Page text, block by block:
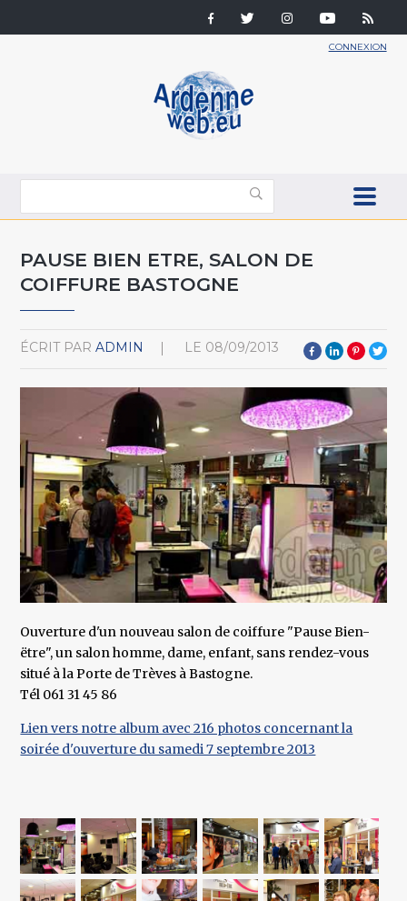
CONNEXION
PAUSE BIEN ETRE, SALON DE
COIFFURE BASTOGNE
ÉCRIT PAR ADMIN LE 08/09/2013
Ouverture d'un nouveau salon de coiffure "Pause Bien-
ëtre", un salon homme, dame, enfant, sans rendez-vous
situé à la Porte de Trèves à Bastogne.
Tél 061 31 45 86
Lien vers notre album avec 216 photos concernant la
soirée d'ouverture du samedi 7 septembre 2013